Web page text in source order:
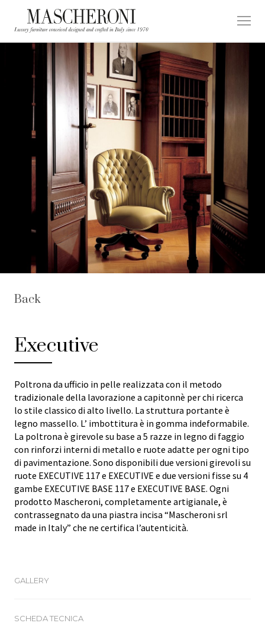
Back
Executive
Poltrona da ufficio in pelle realizzata con il metodo
tradizionale della lavorazione a capitonnè per chi ricerca
lo stile classico di alto livello. La struttura portante è
legno massello. L’ imbottitura è in gomma indeformabile.
La poltrona è girevole su base a 5 razze in legno di faggio
con rinforzi interni di metallo e ruote adatte per ogni tipo
di pavimentazione. Sono disponibili due versioni girevoli su
ruote EXECUTIVE 117 e EXECUTIVE e due versioni fisse su 4
gambe EXECUTIVE BASE 117 e EXECUTIVE BASE. Ogni
prodotto Mascheroni, completamente artigianale, è
contrassegnato da una piastra incisa “Mascheroni srl
made in Italy” che ne certifica l’autenticità.
GALLERY
SCHEDA TECNICA